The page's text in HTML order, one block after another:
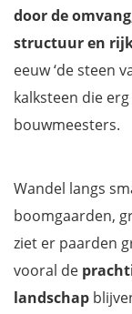
door de
structuur en
eeuw ‘de steen
kalksteen die
bouwmeesters.
Wandel langs
boomgaarden,
ziet er paarden
vooral de
landschap